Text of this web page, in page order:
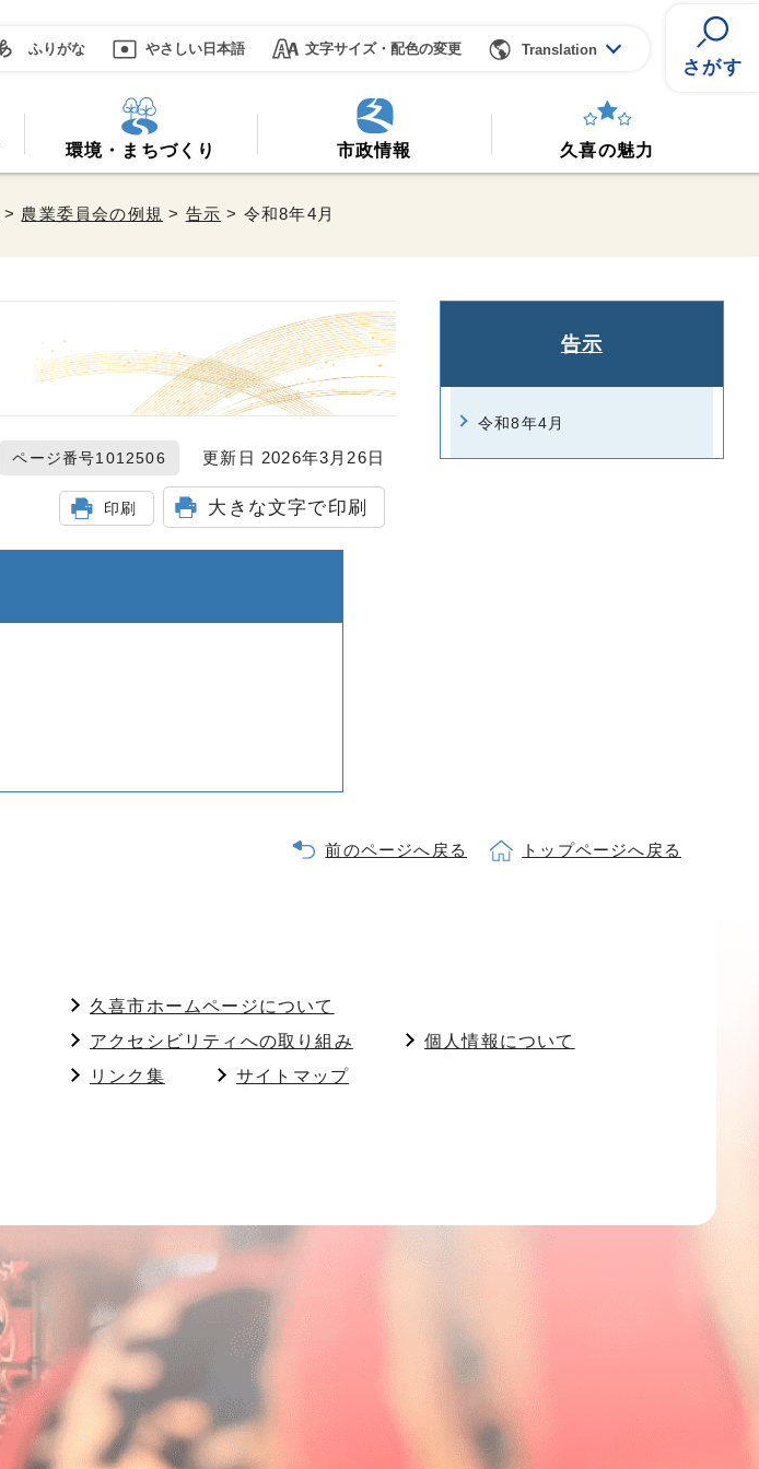
ふりがな やさしい日本語 文字サイズ・配色の変更 Translation
さがす
環境・まちづくり 市政情報 久喜の魅力
> 農業委員会の例規 > 告示 > 令和8年4月
ページ番号1012506 更新日 2026年3月26日
印刷 大きな文字で印刷
告示
令和8年4月
前のページへ戻る トップページへ戻る
久喜市ホームページについて
アクセシビリティへの取り組み
個人情報について
リンク集
サイトマップ